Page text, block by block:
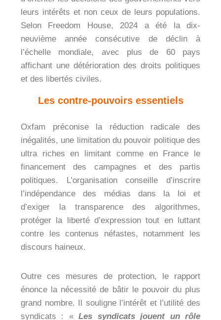
leurs intérêts et non ceux de leurs populations.
Selon Freedom House, 2024 a été la dix-
neuvième année consécutive de déclin à
l’échelle mondiale, avec plus de 60 pays
affichant une détérioration des droits politiques
et des libertés civiles.
Les contre-pouvoirs essentiels
Oxfam préconise la réduction radicale des
inégalités, une limitation du pouvoir politique des
ultra riches en limitant comme en France le
financement des campagnes et des partis
politiques. L’organisation conseille d’inscrire
l’indépendance des médias dans la loi et
d’exiger la transparence des algorithmes,
protéger la liberté d’expression tout en luttant
contre les contenus néfastes, notamment les
discours haineux.
Outre ces mesures de protection, le rapport
énonce la nécessité de bâtir le pouvoir du plus
grand nombre. Il souligne l’intérêt et l’utilité des
syndicats : «Les syndicats jouent un rôle